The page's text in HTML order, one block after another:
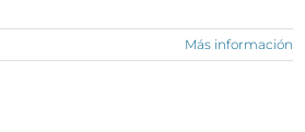
Más información